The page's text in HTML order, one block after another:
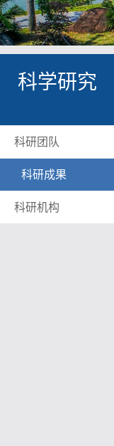
科学研究
科研团队
科研成果
科研机构